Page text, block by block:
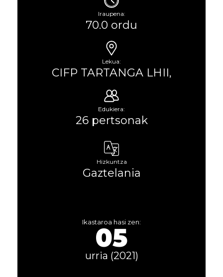
Iraupena:
70.0 ordu
Lekua:
CIFP TARTANGA LHII,
Edukiera:
26 pertsonak
Hizkuntza
Gaztelania
Ikastaroa hasi zen:
05
urria (2021)